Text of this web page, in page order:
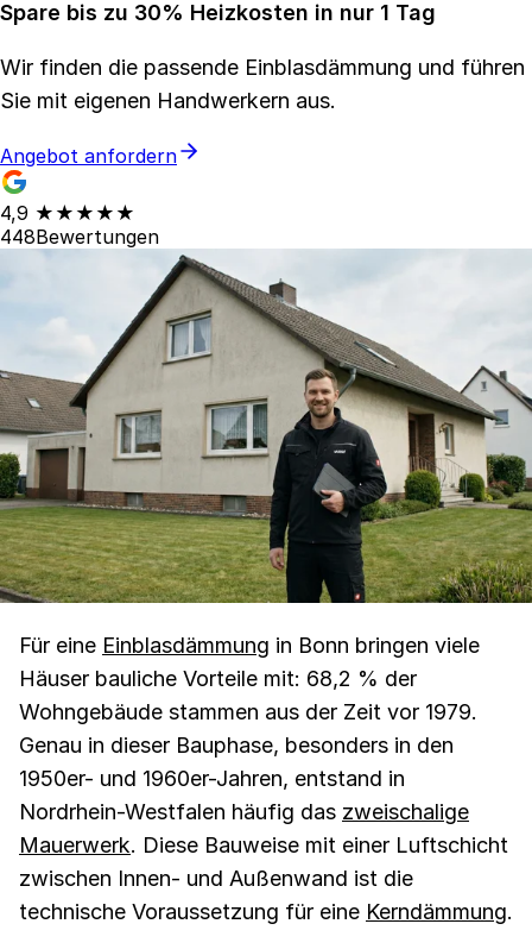
Spare bis zu 30% Heizkosten in nur 1 Tag
Wir finden die passende Einblasdämmung und führen
Sie mit eigenen Handwerkern aus.
Angebot anfordern
4,9 ★★★★★
448Bewertungen
Für eine Einblasdämmung in Bonn bringen viele
Häuser bauliche Vorteile mit: 68,2 % der
Wohngebäude stammen aus der Zeit vor 1979.
Genau in dieser Bauphase, besonders in den
1950er- und 1960er-Jahren, entstand in
Nordrhein-Westfalen häufig das zweischalige
Mauerwerk. Diese Bauweise mit einer Luftschicht
zwischen Innen- und Außenwand ist die
technische Voraussetzung für eine Kerndämmung.